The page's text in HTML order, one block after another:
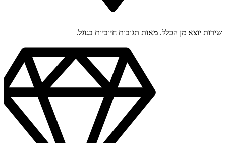
שירות יוצא מן הכלל. מאות תגובות חיוביות בגוגל.